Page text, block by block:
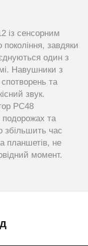
із сенсорним
покоління, завдяки
один з
Навушники з
та
звук.
PC48
подорожах та
збільшить час
планшетів, не
момент.